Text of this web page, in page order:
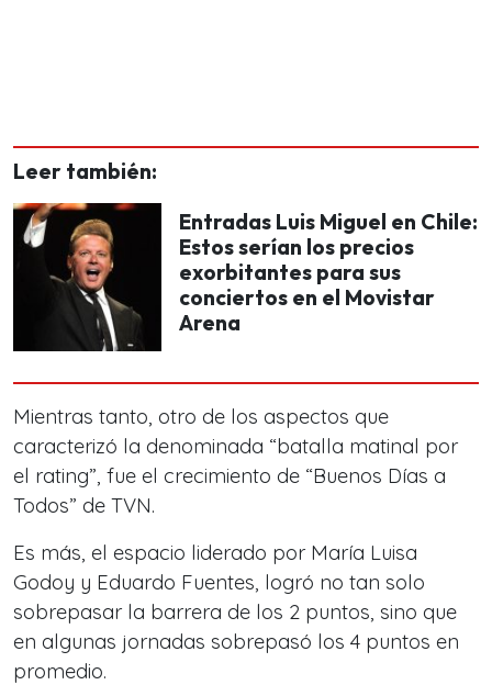
Leer también:
Entradas Luis Miguel en Chile:
Estos serían los precios
exorbitantes para sus
conciertos en el Movistar
Arena
Mientras tanto, otro de los aspectos que
caracterizó la denominada “batalla matinal por
el rating”, fue el crecimiento de “Buenos Días a
Todos” de TVN.
Es más, el espacio liderado por María Luisa
Godoy y Eduardo Fuentes, logró no tan solo
sobrepasar la barrera de los 2 puntos, sino que
en algunas jornadas sobrepasó los 4 puntos en
promedio.